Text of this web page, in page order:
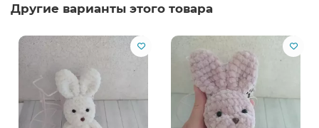
марта или просто как знак внимания без повода. Это
напоминать о заботе и создавать атмосферу уюта.
Другие варианты этого товара